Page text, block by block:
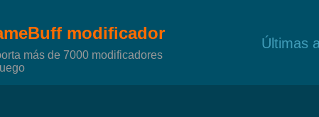
modificador
más de 7000 modificadores
Últimas